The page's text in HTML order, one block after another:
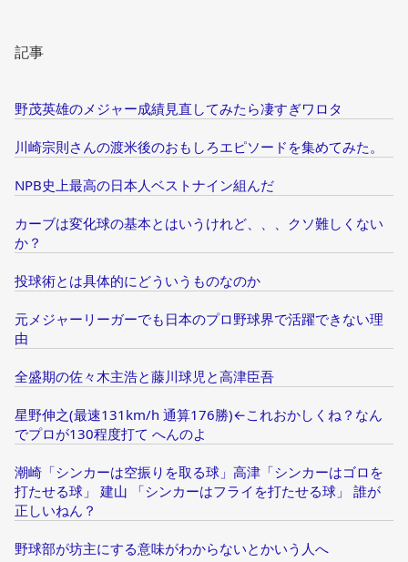
記事
野茂英雄のメジャー成績見直してみたら凄すぎワロタ
川崎宗則さんの渡米後のおもしろエピソードを集めてみた。
NPB史上最高の日本人ベストナイン組んだ
カーブは変化球の基本とはいうけれど、、、クソ難しくない
か？
投球術とは具体的にどういうものなのか
元メジャーリーガーでも日本のプロ野球界で活躍できない理
由
全盛期の佐々木主浩と藤川球児と高津臣吾
星野伸之(最速131km/h 通算176勝)←これおかしくね？なん
でプロが130程度打て へんのよ
潮崎「シンカーは空振りを取る球」高津「シンカーはゴロを
打たせる球」 建山 「シンカーはフライを打たせる球」 誰が
正しいねん？
野球部が坊主にする意味がわからないとかいう人へ